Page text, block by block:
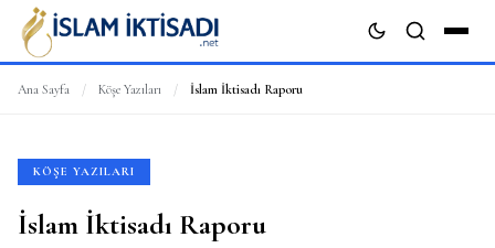
Ana Sayfa / Köşe Yazıları / İslam İktisadı Raporu
KÖŞE YAZILARI
İslam İktisadı Raporu